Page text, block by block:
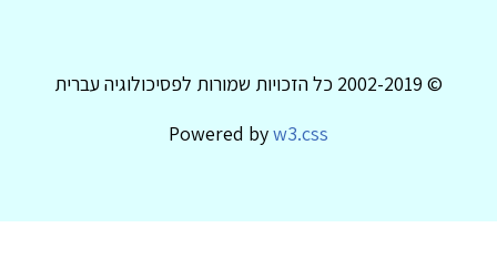
© 2002-2019 כל הזכויות שמורות לפסיכולוגיה עברית
Powered byw3.css